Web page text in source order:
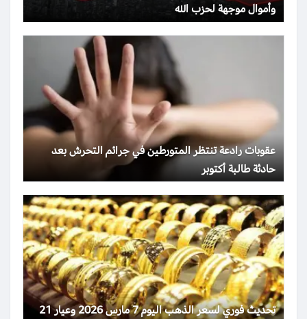
وأموال موجهة لحزب الله
عقوبات رادعة تنتظر المتورطين في جرائم التحرش بعد
حادثة طالبة أكتوبر
تحديث فوري لسعر الذهب اليوم 7 مارس 2026 وعيار 21